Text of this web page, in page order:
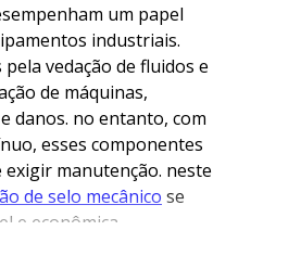
um papel
industriais.
vedação de fluidos e
de máquinas,
danos. no entanto, com
esses componentes
exigir manutenção. neste
de selo mecânico se
e econômica.